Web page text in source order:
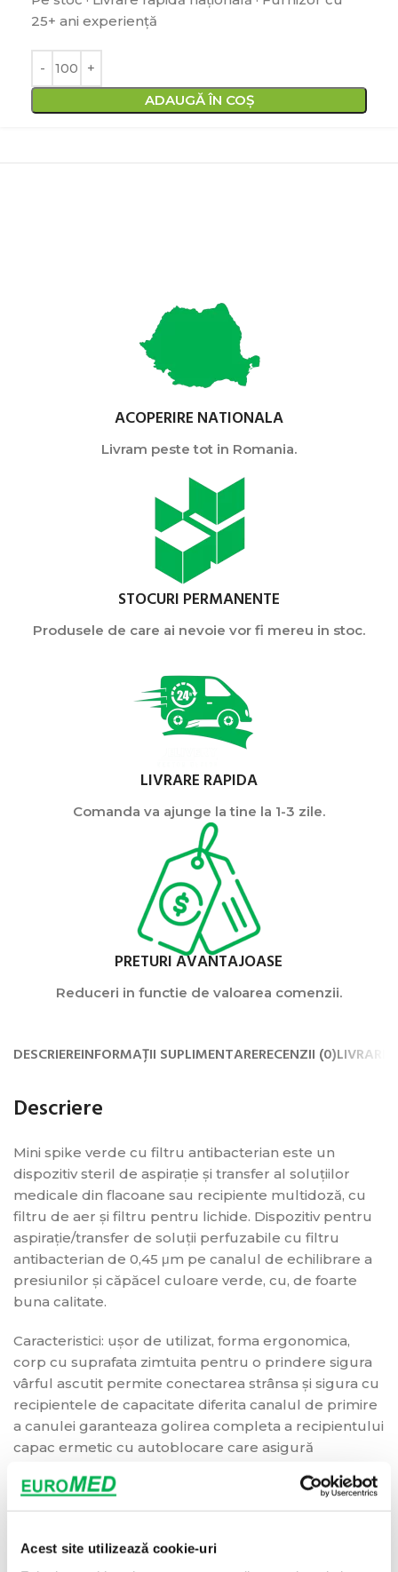
Acest site utilizează cookie-uri
25+ ani experiență
ADAUGĂ ÎN COȘ
ACOPERIRE NATIONALA
Livram peste tot in Romania.
STOCURI PERMANENTE
Produsele de care ai nevoie vor fi mereu in stoc.
LIVRARE RAPIDA
Comanda va ajunge la tine la 1-3 zile.
PRETURI AVANTAJOASE
Reduceri in functie de valoarea comenzii.
DESCRIEREINFORMAȚII SUPLIMENTARERECENZII (0)LIVRARE
Descriere
Mini spike verde cu filtru antibacterian este un
dispozitiv steril de aspirație și transfer al soluțiilor
medicale din flacoane sau recipiente multidoză, cu
filtru de aer și filtru pentru lichide. Dispozitiv pentru
aspiraţie/transfer de soluţii perfuzabile cu filtru
antibacterian de 0,45 μm pe canalul de echilibrare a
presiunilor şi căpăcel culoare verde, cu, de foarte
buna calitate.
Caracteristici: ușor de utilizat, forma ergonomica,
corp cu suprafata zimtuita pentru o prindere sigura
vârful ascutit permite conectarea strânsa și sigura cu
recipientele de capacitate diferita canalul de primire
a canulei garanteaza golirea completa a recipientului
capac ermetic cu autoblocare care asigură
buc./individual / 100 bucati/ cutie Compatibilitate
ridicată ideal pentru utilizarea în unități medicale,